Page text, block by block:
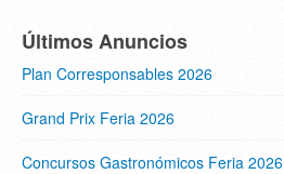
Últimos Anuncios
Plan Corresponsables 2026
Grand Prix Feria 2026
Concursos Gastronómicos Feria 2026